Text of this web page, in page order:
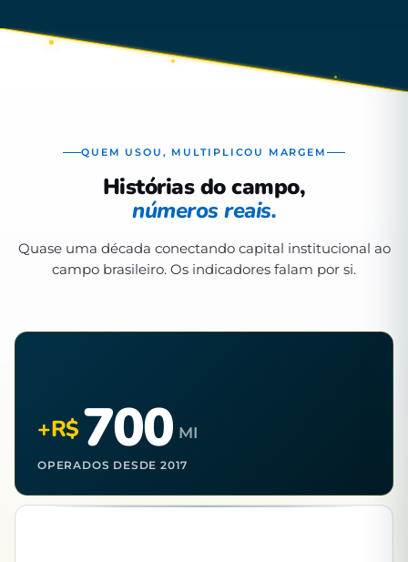
QUEM USOU, MULTIPLICOU MARGEM
Histórias do campo,
números reais.
Quase uma década conectando capital institucional ao
campo brasileiro. Os indicadores falam por si.
+R$700 MI
OPERADOS DESDE 2017